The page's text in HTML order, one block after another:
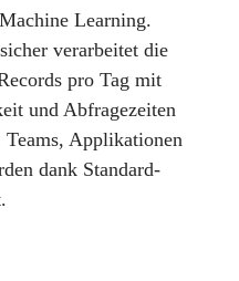
Learning.
verarbeitet die
pro Tag mit
und Abfragezeiten
Applikationen
dank Standard-